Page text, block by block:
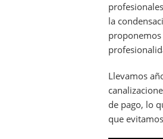
la
Llevamos
de pago, lo
que